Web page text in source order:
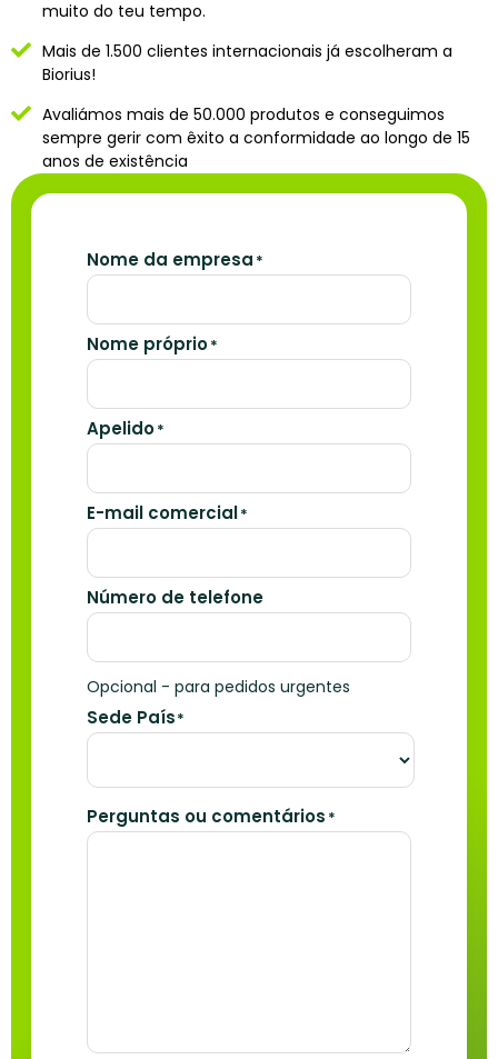
muito do teu tempo.
Mais de 1.500 clientes internacionais já escolheram a
Biorius!
Avaliámos mais de 50.000 produtos e conseguimos
sempre gerir com êxito a conformidade ao longo de 15
anos de existência
Nome da empresa *
Nome próprio*
Apelido*
E-mail comercial*
Número de telefone
Opcional - para pedidos urgentes
Sede País*
Perguntas ou comentários *